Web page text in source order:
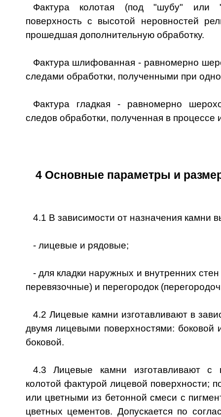
Фактура колотая (под "шубу" или
поверхность с высотой неровностей
прошедшая дополнительную обработку.
Фактура шлифованная - равномерно
следами обработки, полученными при
Фактура гладкая - равномерно
следов обработки, полученная в процессе
4 Основные параметры и
4.1 В зависимости от назначения камни
- лицевые и рядовые;
- для кладки наружных и внутренних
перевязочные) и перегородок
4.2 Лицевые камни изготавливают в
двумя лицевыми поверхностями: боковой
боковой.
4.3 Лицевые камни изготавливают с
колотой фактурой лицевой поверхности;
или цветными из бетонной смеси с
цветных цементов. Допускается по